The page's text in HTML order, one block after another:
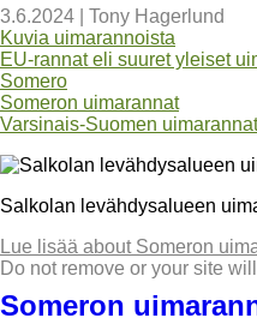
3.6.2024
Tony Hagerlund
Kuvia uimarannoista
EU-rannat eli suuret yleiset
Somero
Someron uimarannat
Varsinais-Suomen uimarannat
Salkolan levähdysalueen
Lue lisää about Someron
Do not remove or your site
Someron